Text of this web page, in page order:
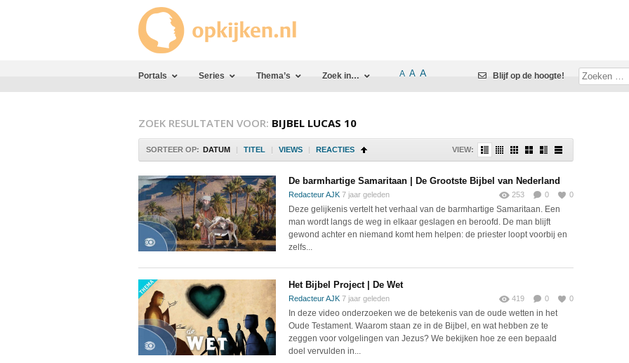
Portals Series Thema’s Zoek in… A A A Blijf op de hoogte!
ZOEK RESULTATEN VOOR: BIJBEL LUCAS 10
SORTEER OP: DATUM | TITEL | VIEWS | REACTIES VIEW:
De barmhartige Samaritaan | De Grootste Bijbel van Nederland
Redacteur AJK 7 jaar geleden 253 0 0
Deze gelijkenis vertelt het verhaal van de barmhartige Samaritaan. Een
man wordt langs de weg in elkaar geslagen en beroofd. De man blijft
gewond achter en niemand komt hem helpen: de priester loopt voorbij en
zelfs...
Het Bijbel Project | De Wet
Redacteur AJK 7 jaar geleden 419 0 0
In deze video onderzoeken we de betekenis van de oude wetten in het
Oude Testament. Waarom staan ze in de Bijbel, en wat hebben ze te
zeggen voor volgelingen van Jezus? We bekijken hoe ze een bepaald
doel vervulden in...